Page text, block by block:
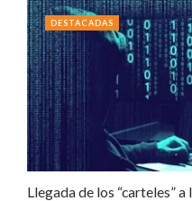
Llegada de los “carteles”
DESTACADAS